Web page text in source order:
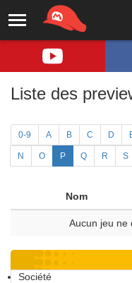
Liste des
0-9 A B C D
N O P Q R S
Nom
Aucun jeu ne
Société